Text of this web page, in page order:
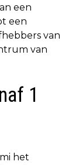
een
een
van
van
1
het